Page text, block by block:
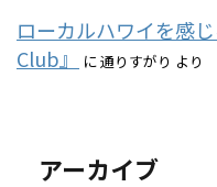
ローカルハワイを感
Club』
に通りすがり より
アーカイブ